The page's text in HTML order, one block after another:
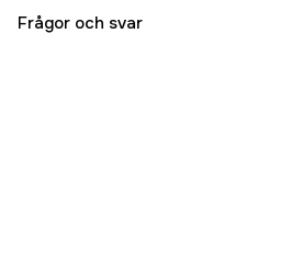
Referensnummer
Frågor och svar